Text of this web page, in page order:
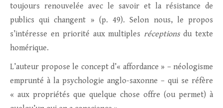
toujours renouvelée avec le savoir et la résistance de
publics qui changent » (p. 49). Selon nous, le propos
s’intéresse en priorité aux multiplesréceptionsdu texte
homérique.
L’auteur propose le concept d’« affordance » – néologisme
emprunté à la psychologie anglo-saxonne – qui se réfère
« aux propriétés que quelque chose offre (ou permet) à